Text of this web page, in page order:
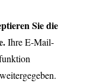
Sie die
Ihre E-Mail-